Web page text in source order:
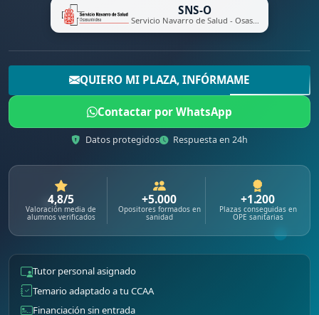
SNS-O
Servicio Navarro de Salud - Osasunbidea
QUIERO MI PLAZA, INFÓRMAME
Contactar por WhatsApp
Datos protegidos Respuesta en 24h
4,8/5
Valoración media de
alumnos verificados
+5.000
Opositores formados en
sanidad
+1.200
Plazas conseguidas en
OPE sanitarias
Tutor personal asignado
Temario adaptado a tu CCAA
Financiación sin entrada